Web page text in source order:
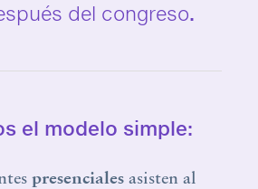
del congreso.
el modelo simple:
presenciales asisten al